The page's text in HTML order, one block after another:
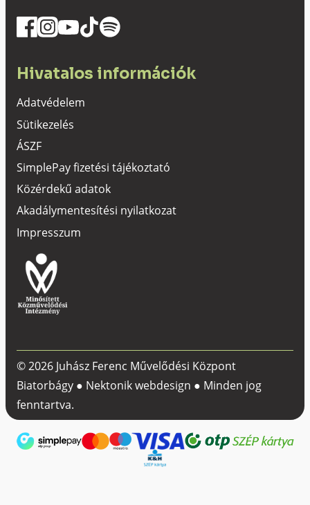
Hivatalos információk
Adatvédelem
Sütikezelés
ÁSZF
SimplePay fizetési tájékoztató
Közérdekű adatok
Akadálymentesítési nyilatkozat
Impresszum
© 2026 Juhász Ferenc Művelődési Központ
Biatorbágy ● Nektonik webdesign ● Minden jog
fenntartva.